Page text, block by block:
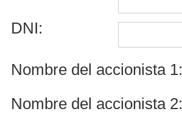
DNI:
Nombre del accionista 1:
Nombre del accionista 2: